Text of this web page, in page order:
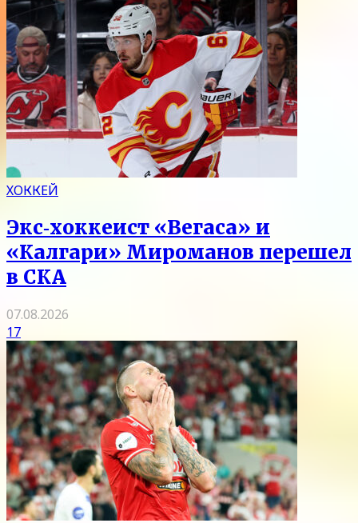
ХОККЕЙ
Экс‑хоккеист «Вегаса» и
«Калгари» Мироманов перешел
в СКА
07.08.2026
17